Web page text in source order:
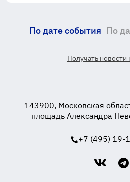
По дате события По
Получать новости
143900, Московская
площадь Александра
+7 (495) 19-